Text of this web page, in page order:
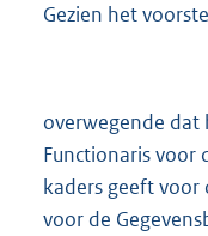
Gezien het
overwegende dat
Functionaris voor
kaders geeft voor
voor de